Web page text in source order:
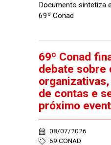
Documento sintetiza
69º Conad
69º Conad
debate sobre
de contas e
próximo
08/07/2026
69 CONAD